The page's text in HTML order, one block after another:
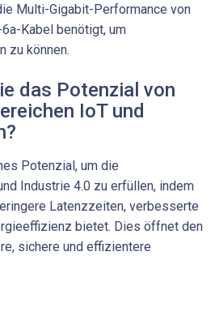
Multi-Gigabit-Performance von
Kabel benötigt, um
zu können.
das Potenzial von
IoT und
Potenzial, um die
Industrie 4.0 zu erfüllen, indem
Latenzzeiten, verbesserte
bietet. Dies öffnet den
sichere und effizientere